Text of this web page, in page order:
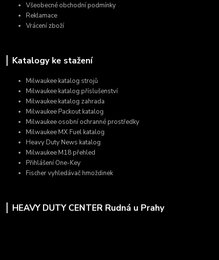
Všeobecné obchodní podmínky
Reklamace
Vrácení zboží
Katalogy ke stažení
Milwaukee katalog strojů
Milwaukee katalog příslušenství
Milwaukee katalog zahrada
Milwaukee Packout katalog
Milwaukee osobní ochranné prostředky
Milwaukee MX Fuel katalog
Heavy Duty News katalog
Milwaukee M18 přehled
Přihlášení One-Key
Fischer vyhledávač hmoždinek
HEAVY DUTY CENTER Rudná u Prahy